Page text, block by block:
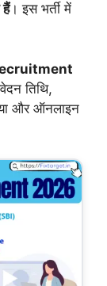
। इस भर्ती में
तिथि,
और ऑनलाइन